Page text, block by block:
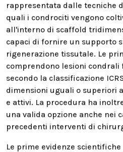
rappresentata dalle tecniche
quali i condrociti vengono
all'interno di scaffold
capaci di fornire un supporto
rigenerazione tissutale. Le
comprendono lesioni condrali
secondo la classificazione
dimensioni uguali o superiori
e attivi. La procedura ha
una valida opzione anche nei
precedenti interventi di
Le prime evidenze